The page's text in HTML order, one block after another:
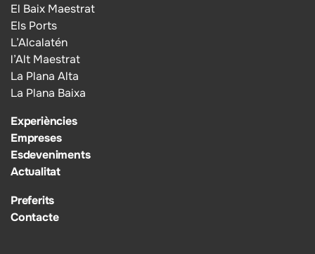
El Baix Maestrat
Els Ports
L’Alcalatén
l’Alt Maestrat
La Plana Alta
La Plana Baixa
Experiències
Empreses
Esdeveniments
Actualitat
Preferits
Contacte